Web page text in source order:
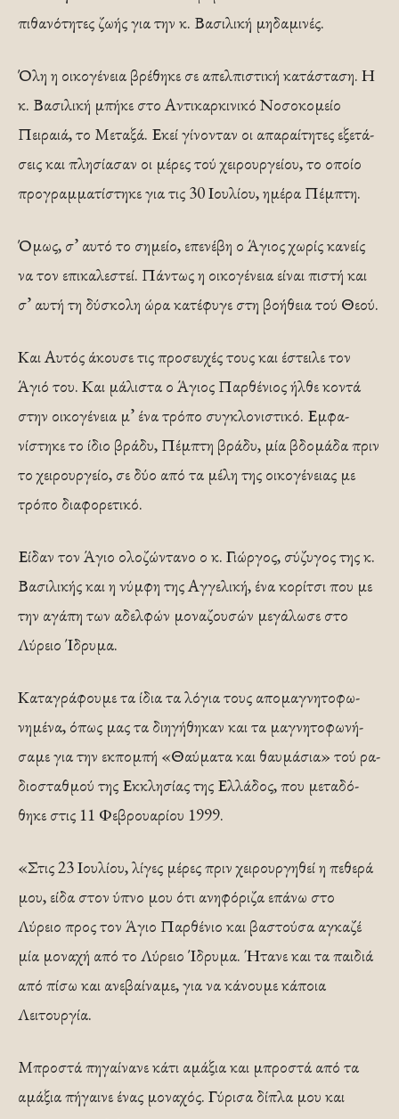
πιθανότητες ζωής για την κ. Βασιλική μηδαμινές.
Όλη η οικογένεια βρέθηκε σε απελπιστική κατάστα­ση. Η
κ. Βασιλική μπήκε στο Αντικαρκινικό Νοσοκομείο
Πειραιά, το Μεταξά. Εκεί γίνονταν οι απαραίτητες εξετά­
σεις και πλησίασαν οι μέρες τού χειρουργείου, το οποίο
προγραμματίστηκε για τις 30 Ιουλίου, ημέρα Πέμπτη.
Ό­μως, σ’ αυτό το σημείο, επενέβη ο Άγιος χωρίς κανείς
να τον επικαλεστεί. Πάντως η οικογένεια είναι πιστή και
σ’ αυτή τη δύσκολη ώρα κατέφυγε στη βοήθεια τού Θεού.
Και Αυτός άκουσε τις προσευχές τους και έστειλε τον
Άγιό του. Και μάλιστα ο Άγιος Παρθένιος ήλθε κοντά
στην οικογένεια μ’ ένα τρόπο συγκλονιστικό. Εμφα­
νίστηκε το ίδιο βράδυ, Πέμπτη βράδυ, μία βδομάδα πριν
το χειρουργείο, σε δύο από τα μέλη της οικογένειας με
τρόπο διαφορετικό.
Είδαν τον Άγιο ολοζώντανο ο κ. Γιώργος, σύζυγος της κ.
Βασιλικής και η νύμφη της Αγγελική, ένα κορίτσι που με
την αγάπη των αδελφών μοναζουσών μεγάλωσε στο
Λύρειο Ίδρυμα.
Καταγράφουμε τα ίδια τα λόγια τους απομαγνητοφω­
νημένα, όπως μας τα διηγήθηκαν και τα μαγνητοφωνή­
σαμε για την εκπομπή «Θαύματα και θαυμάσια» τού ρα­
διοσταθμού της Εκκλησίας της Ελλάδος, που μεταδό­
θηκε στις 11 Φεβρουαρίου 1999.
«Στις 23 Ιουλίου, λίγες μέρες πριν χειρουργηθεί η πεθερά
μου, είδα στον ύπνο μου ότι ανηφόριζα επάνω στο
Λύρειο προς τον Άγιο Παρθένιο και βαστούσα αγκαζέ
μία μοναχή από το Λύρειο Ίδρυμα. Ήτανε και τα παιδιά
από πίσω και ανεβαίναμε, για να κάνουμε κάποια
Λειτουργία.
Μπροστά πηγαίνανε κάτι αμάξια και μπρο­στά από τα
αμάξια πήγαινε ένας μοναχός. Γύρισα δίπλα μου και